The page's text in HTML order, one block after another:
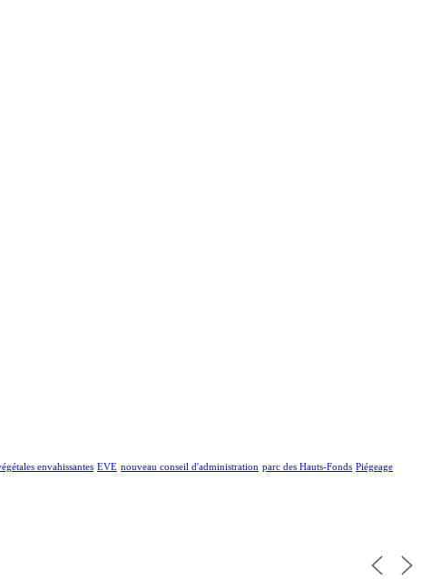
envahissantes EVE nouveau conseil d'administration parc des Hauts-Fonds Piégeage